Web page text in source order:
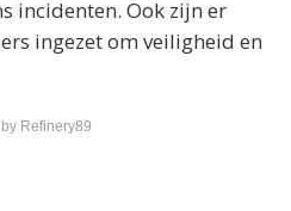
incidenten. Ook zijn er
ingezet om veiligheid en
Refinery89